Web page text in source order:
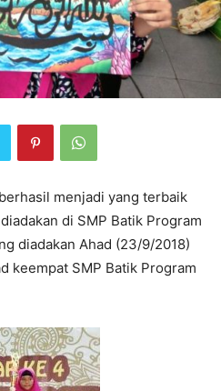
menjadi yang terbaik
di SMP Batik Program
diadakan Ahad (23/9/2018)
keempat SMP Batik Program